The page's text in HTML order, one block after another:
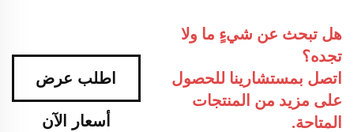
هل تبحث عن شيءٍ ما ولا
تجده؟
اتصل بمستشارينا للحصول
على مزيد من المنتجات
المتاحة.
اطلب عرض
أسعار الآن